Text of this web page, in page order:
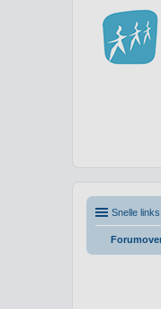
Snelle links